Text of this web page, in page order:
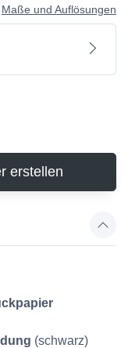
Maße und Auflösungen
erstellen
(schwarz)